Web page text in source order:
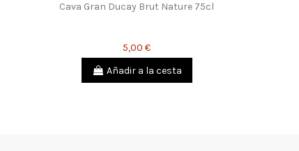
Cava Gran Ducay Brut Nature 75cl
5,00 €
Añadir a la cesta